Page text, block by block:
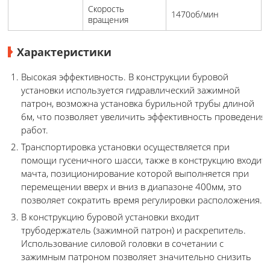
Скорость
вращения
1470об/мин
Характеристики
Высокая эффективность. В конструкции буровой
установки используется гидравлический зажимной
патрон, возможна установка бурильной трубы длиной
6м, что позволяет увеличить эффективность проведения
работ.
Транспортировка установки осуществляется при
помощи гусеничного шасси, также в конструкцию входит
мачта, позиционирование которой выполняется при
перемещении вверх и вниз в диапазоне 400мм, это
позволяет сократить время регулировки расположения.
В конструкцию буровой установки входит
трубодержатель (зажимной патрон) и раскрепитель.
Использование силовой головки в сочетании с
зажимным патроном позволяет значительно снизить